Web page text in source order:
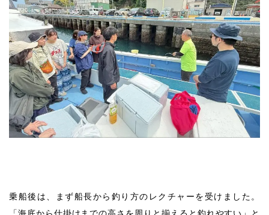
乗船後は、まず船長から釣り方のレクチャーを受けました。
「海底から仕掛けまでの高さを周りと揃えると釣れやすい」と